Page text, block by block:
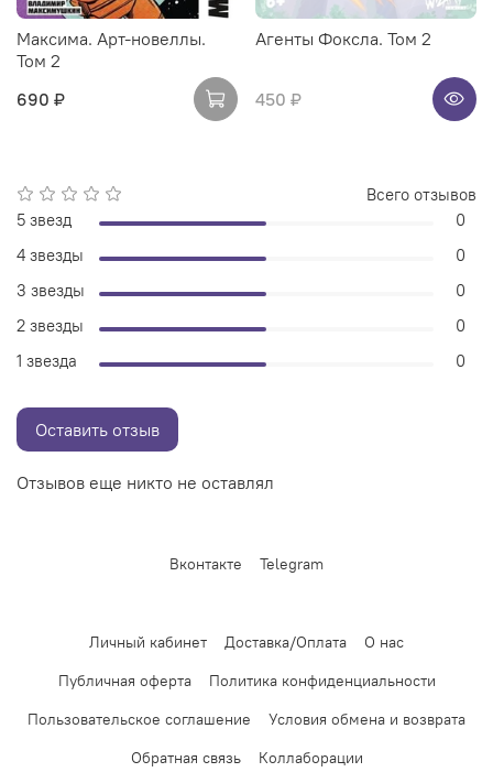
Максима. Арт-новеллы.
Том 2
690 ₽
Агенты Фоксла. Том 2
450 ₽
Отзывов еще никто не оставлял
Всего отзывов
5 звезд
0
4 звезды
0
3 звезды
0
2 звезды
0
1 звезда
0
Оставить отзыв
Вконтакте Telegram
Личный кабинет Доставка/Оплата
О нас
Публичная оферта
Политика конфиденциальности
Пользовательское соглашение
Условия обмена и возврата
Обратная связь
Коллаборации